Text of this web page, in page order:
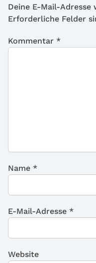
Deine E-Mail-
Erforderliche Felder
Kommentar *
Name *
E-Mail-Adresse *
Website